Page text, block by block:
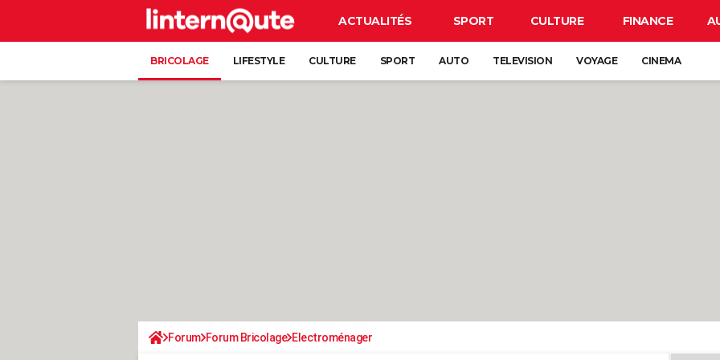
ACTUALITÉS SPORT CULTURE FINANCE
BRICOLAGE LIFESTYLE CULTURE SPORT AUTO TELEVISION VOYAGE CINEMA
Forum Forum Bricolage Electroménager